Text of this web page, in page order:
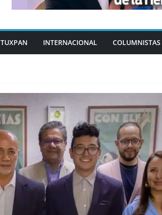
TUXPAN INTERNACIONAL COLUMNISTAS